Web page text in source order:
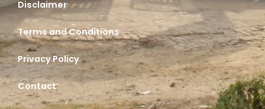
Disclaimer
Terms and Conditions
Privacy Policy
Contact